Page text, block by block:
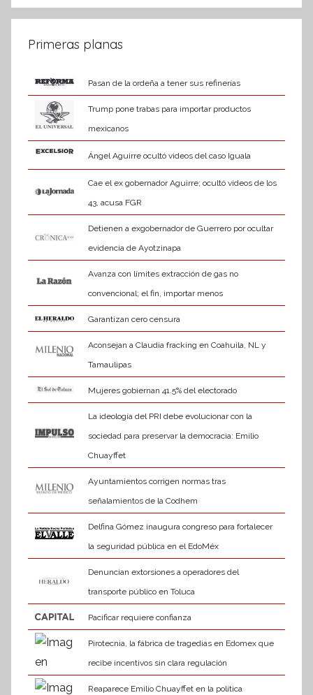
Primeras planas
Pasan de la ordeña a tener sus refinerías
Trump pone trabas para importar productos
mexicanos
Ángel Aguirre ocultó videos del caso Iguala
Cae el ex gobernador Aguirre; ocultó videos de los
43, acusa FGR
Detienen a exgobernador de Guerrero por ocultar
evidencia de Ayotzinapa
Avanza con límites extracción de gas no
convencional; el fin, importar menos
Garantizan cero censura
Aconsejan a Claudia fracking en Coahuila, NL y
Tamaulipas
Mujeres gobiernan 41.5% del electorado
La ideología del PRI debe evolucionar con la
sociedad para preservar la democracia: Emilio
Chuayffet
Ayuntamientos corrigen normas tras
señalamientos de la Codhem
Delfina Gómez inaugura congreso para fortalecer
la seguridad pública en el EdoMéx
Denuncian extorsiones a operadores del
transporte público en Toluca
Pacificar requiere confianza
Pirotecnia, la fábrica de tragedias en Edomex que
recibe incentivos sin clara regulación
Reaparece Emilio Chuayffet en la política